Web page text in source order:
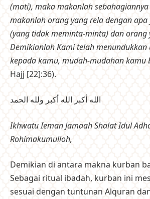
(mati), maka makanlah
makanlah orang yang rela dengan
(yang tidak meminta-minta) dan orang
Demikianlah Kami telah
kepada kamu, mudah-mudahan kamu
Hajj [22]:36).
الله أكبر الله أكبر ولله الحمد
Ikhwatu Ieman Jamaah Shalat Idul
Rohimakumulloh,
Demikian di antara makna kurban
Sebagai ritual ibadah, kurban ini
sesuai dengan tuntunan Alquran